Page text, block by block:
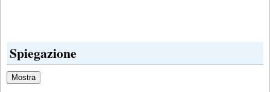
Spiegazione